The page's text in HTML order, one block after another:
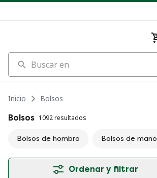
Buscar en
Inicio
Bolsos
Bolsos 1092 resultados
Bolsos de hombro Bolsos de mano
Ordenar y filtrar